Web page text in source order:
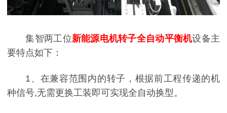
集智两工位新能源电机转子全自动平衡机设备主
要特点如下：
1、在兼容范围内的转子，根据前工程传递的机
种信号,无需更换工装即可实现全自动换型。